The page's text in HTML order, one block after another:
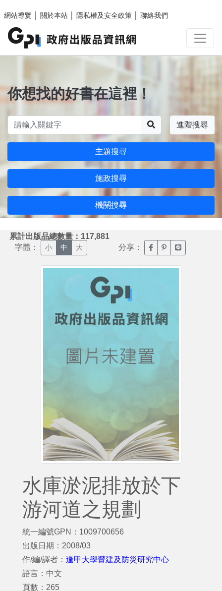
網站導覽
關於本站 隱私權及安全政策 聯絡我們
你想找的好書在這裡！
進階搜尋
主題搜尋
施政搜尋
機關搜尋
累計出版品總數量：117,881
字體： 小 中 大 分享： 臉書分享(另開新視窗)
噗浪分享(另開新
Line分享(另
水庫淤泥排放於下
游河道之規劃
統一編號GPN：1009700656
出版日期：2008/03
作/編/譯者： 逢甲大學營建及防災研究中心
語言：中文
頁數：265